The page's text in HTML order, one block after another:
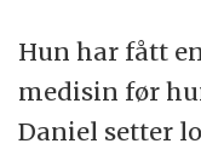
Hun har fått
medisin før
Daniel setter